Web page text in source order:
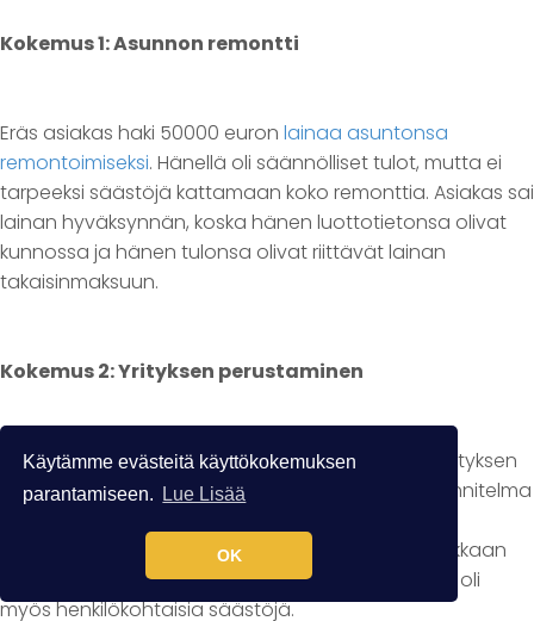
Käytämme evästeitä käyttökokemuksen
parantamiseen.
Lue Lisää
OK
Kokemus 1: Asunnon remontti
Eräs asiakas haki 50000 euron lainaa asuntonsa
remontoimiseksi. Hänellä oli säännölliset tulot, mutta ei
tarpeeksi säästöjä kattamaan koko remonttia. Asiakas sai
lainan hyväksynnän, koska hänen luottotietonsa olivat
kunnossa ja hänen tulonsa olivat riittävät lainan
takaisinmaksuun.
Kokemus 2: Yrityksen perustaminen
Toinen asiakas haki 50000 euron lainaa uuden yrityksen
perustamiseksi. Hänellä oli vahva liiketoimintasuunnitelma
yritykseen. Lainahakemus hyväksyttiin, koska asiakkaan
liiketoimintasuunnitelma oli vakuuttava ja hänellä oli
myös henkilökohtaisia säästöjä.